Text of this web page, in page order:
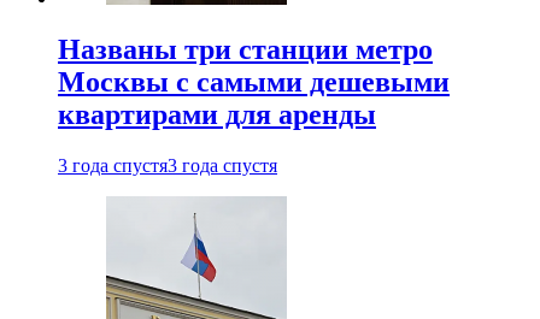
Названы три станции метро
Москвы с самыми дешевыми
квартирами для аренды
3 года спустя3 года спустя